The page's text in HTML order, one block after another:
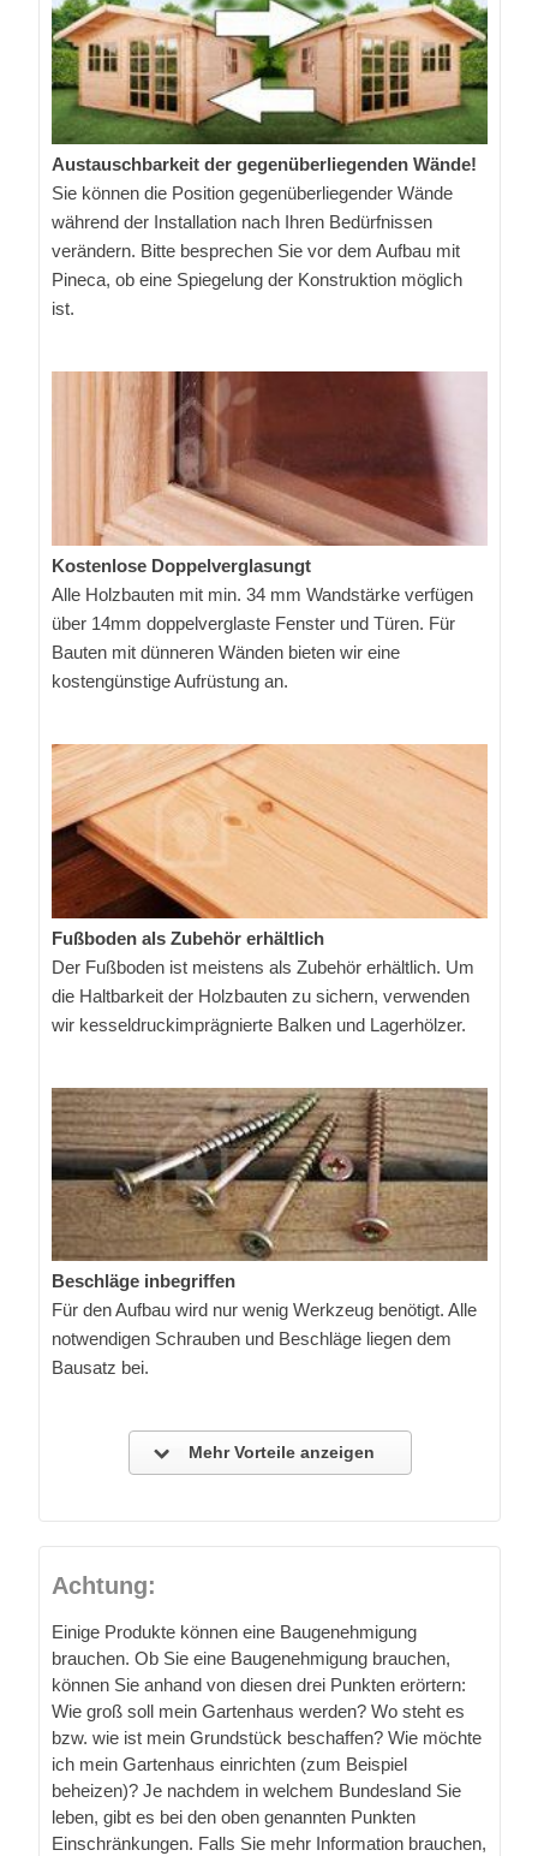
Austauschbarkeit der gegenüberliegenden Wände!
Sie können die Position gegenüberliegender Wände
während der Installation nach Ihren Bedürfnissen
verändern. Bitte besprechen Sie vor dem Aufbau mit
Pineca, ob eine Spiegelung der Konstruktion möglich
ist.
Kostenlose Doppelverglasungt
Alle Holzbauten mit min. 34 mm Wandstärke verfügen
über 14mm doppelverglaste Fenster und Türen. Für
Bauten mit dünneren Wänden bieten wir eine
kostengünstige Aufrüstung an.
Fußboden als Zubehör erhältlich
Der Fußboden ist meistens als Zubehör erhältlich. Um
die Haltbarkeit der Holzbauten zu sichern, verwenden
wir kesseldruckimprägnierte Balken und Lagerhölzer.
Beschläge inbegriffen
Für den Aufbau wird nur wenig Werkzeug benötigt. Alle
notwendigen Schrauben und Beschläge liegen dem
Bausatz bei.
Mehr Vorteile anzeigen
Achtung:
Einige Produkte können eine Baugenehmigung
brauchen. Ob Sie eine Baugenehmigung brauchen,
können Sie anhand von diesen drei Punkten erörtern:
Wie groß soll mein Gartenhaus werden? Wo steht es
bzw. wie ist mein Grundstück beschaffen? Wie möchte
ich mein Gartenhaus einrichten (zum Beispiel
beheizen)? Je nachdem in welchem Bundesland Sie
leben, gibt es bei den oben genannten Punkten
Einschränkungen. Falls Sie mehr Information brauchen,